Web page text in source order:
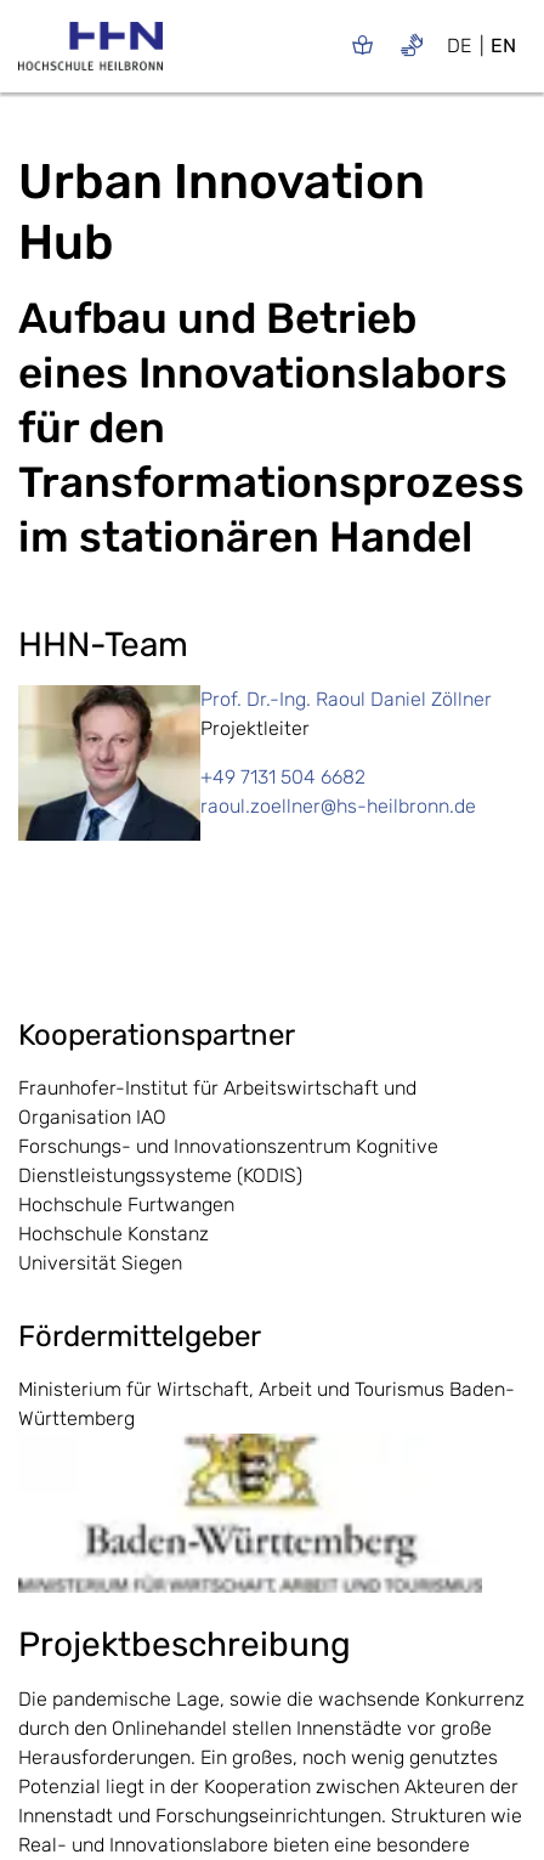
DE EN
Urban Innovation
Hub
Aufbau und Betrieb
eines Innovationslabors
für den
Transformationsprozess
im stationären Handel
HHN-Team
Prof. Dr.-Ing. Raoul Daniel Zöllner
Projektleiter
+49 7131 504 6682
raoul.zoellner@hs-heilbronn.de
Kooperationspartner
Fraunhofer-Institut für Arbeitswirtschaft und
Organisation IAO
Forschungs- und Innovationszentrum Kognitive
Dienstleistungssysteme (KODIS)
Hochschule Furtwangen
Hochschule Konstanz
Universität Siegen
Fördermittelgeber
Ministerium für Wirtschaft, Arbeit und Tourismus Baden-
Württemberg
Projektbeschreibung
Die pandemische Lage, sowie die wachsende Konkurrenz
durch den Onlinehandel stellen Innenstädte vor große
Herausforderungen. Ein großes, noch wenig genutztes
Potenzial liegt in der Kooperation zwischen Akteuren der
Innenstadt und Forschungseinrichtungen. Strukturen wie
Real- und Innovationslabore bieten eine besondere